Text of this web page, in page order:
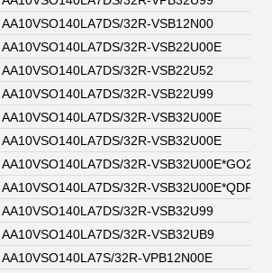
AA10VSO140LA7DS/32R-VSB12N00
AA10VSO140LA7DS/32R-VSB22U00E
AA10VSO140LA7DS/32R-VSB22U52
AA10VSO140LA7DS/32R-VSB22U99
AA10VSO140LA7DS/32R-VSB32U00E
AA10VSO140LA7DS/32R-VSB32U00E
AA10VSO140LA7DS/32R-
AA10VSO140LA7DS/32R-VSB32U00E*QDP1*
AA10VSO140LA7DS/32R-VSB32U99
AA10VSO140LA7DS/32R-VSB32UB9
AA10VSO140LA7S/32R-VPB12N00E